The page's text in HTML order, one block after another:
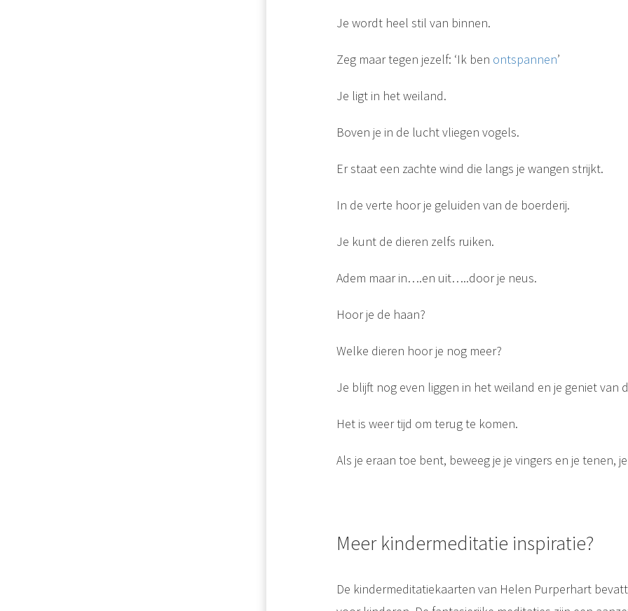
Je wordt heel stil van binnen.
Zeg maar tegen jezelf: ‘Ik ben ontspannen’
Je ligt in het weiland.
Boven je in de lucht vliegen vogels.
Er staat een zachte wind die langs je wangen strijkt.
In de verte hoor je geluiden van de boerderij.
Je kunt de dieren zelfs ruiken.
Adem maar in….en uit…..door je neus.
Hoor je de haan?
Welke dieren hoor je nog meer?
Je blijft nog even liggen in het weiland en je geniet van
Het is weer tijd om terug te komen.
Als je eraan toe bent, beweeg je je vingers en je tenen,
Meer kindermeditatie inspiratie?
De kindermeditatiekaarten van Helen Purperhart